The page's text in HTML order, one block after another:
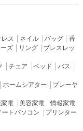
ス ネイル│ バッグ│ 香
ズ│ リング│ ブレスレッ
チェア ベッド バス
ホームシアター
プレーヤ
電│ 美容家電│情報家電
ートパソコン
プリンター